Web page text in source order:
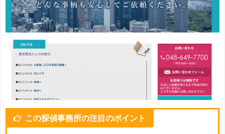
この探偵事務所の注目のポイント